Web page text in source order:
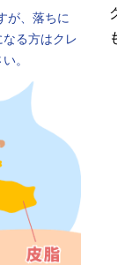
が、落ちに
る方はクレ
。